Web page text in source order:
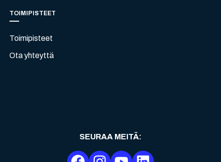
TOIMIPISTEET
Toimipisteet
Ota yhteyttä
SEURAA MEITÄ: